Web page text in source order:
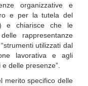
organizzative e
e per la tutela del
e chiarisce che le
rappresentanze
utilizzati dal
lavorativa e agli
delle presenze”.
merito specifico delle